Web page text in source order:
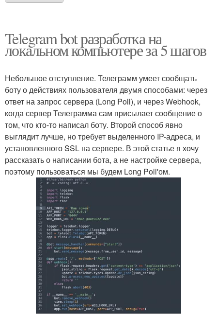
Telegram bot разработка на
локальном компьютере за 5 шагов
Небольшое отступление. Телеграмм умеет сообщать
боту о действиях пользователя двумя способами: через
ответ на запрос сервера (Long Poll), и через Webhook,
когда сервер Телеграмма сам присылает сообщение о
том, что кто-то написал боту. Второй способ явно
выглядит лучше, но требует выделенного IP-адреса, и
установленного SSL на сервере. В этой статье я хочу
рассказать о написании бота, а не настройке сервера,
поэтому пользоваться мы будем Long Poll'ом.